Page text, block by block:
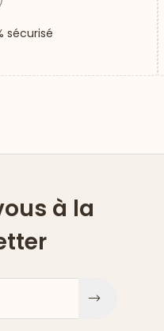
sécurisé
à la